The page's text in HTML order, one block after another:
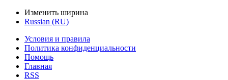
Изменить ширина
Russian (RU)
Условия и правила
Политика конфиденциальности
Помощь
Главная
RSS